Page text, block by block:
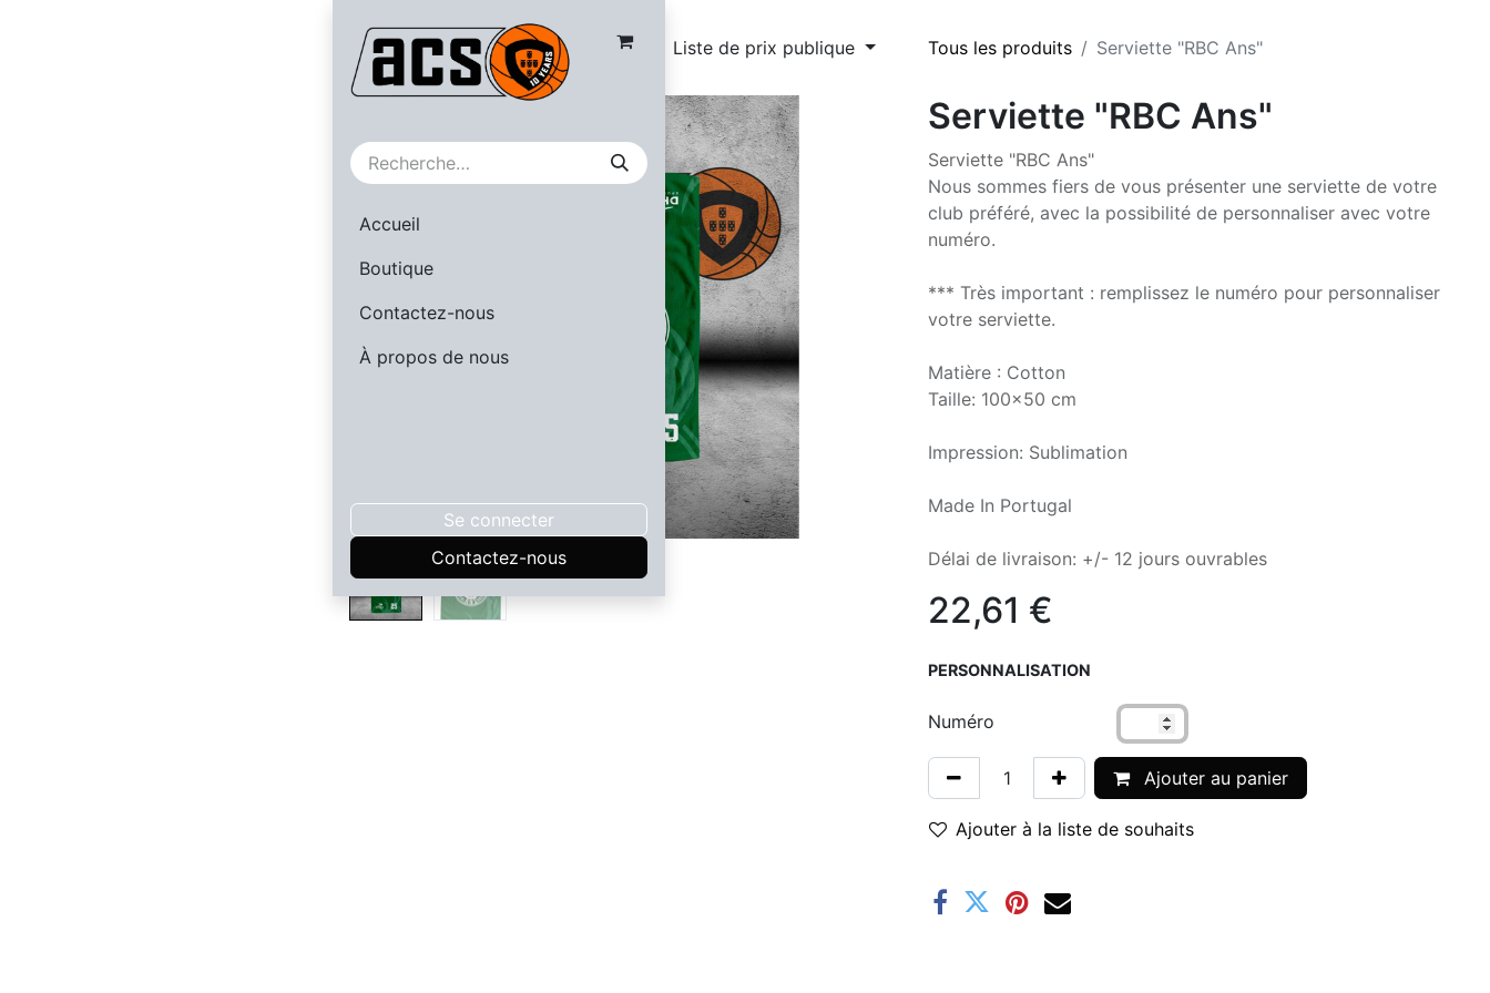
Accueil
Boutique
Contactez-nous
À propos de nous
Se connecter
Contactez-nous
Liste de prix publique Tous les produits Serviette "RBC Ans"
Serviette "RBC Ans"
Serviette "RBC Ans"
Nous sommes fiers de vous présenter une serviette de votre
club préféré, avec la possibilité de personnaliser avec votre
numéro.
*** Très important : remplissez le numéro pour personnaliser
votre serviette.
Matière : Cotton
Taille: 100x50 cm
Impression: Sublimation
Made In Portugal
Délai de livraison: +/- 12 jours ouvrables
22,61 €
PERSONNALISATION
Numéro
Ajouter au panier
Ajouter à la liste de souhaits